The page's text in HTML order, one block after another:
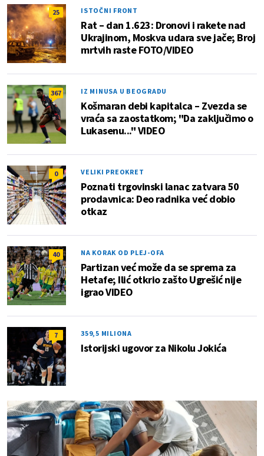
25 ISTOČNI FRONT
Rat – dan 1.623: Dronovi i rakete nad
Ukrajinom, Moskva udara sve jače; Broj
mrtvih raste FOTO/VIDEO
367 IZ MINUSA U BEOGRADU
Košmaran debi kapitalca – Zvezda se
vraća sa zaostatkom; "Da zaključimo o
Lukasenu..." VIDEO
0 VELIKI PREOKRET
Poznati trgovinski lanac zatvara 50
prodavnica: Deo radnika već dobio
otkaz
40 NA KORAK OD PLEJ-OFA
Partizan već može da se sprema za
Hetafe; Ilić otkrio zašto Ugrešić nije
igrao VIDEO
7 359,5 MILIONA
Istorijski ugovor za Nikolu Jokića